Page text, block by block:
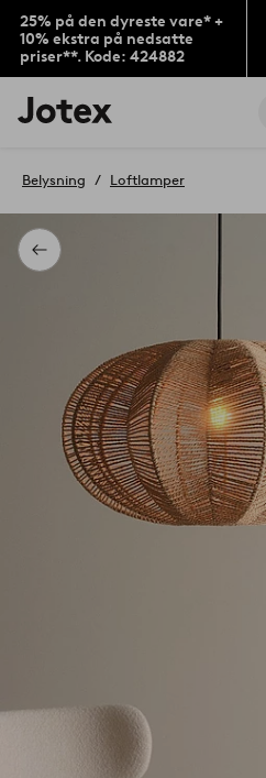
25% på den dyreste vare* +
10% ekstra på nedsatte
priser**. Kode: 424882
Jotex
logo
til
Tilbage
Belysning Loftlamper